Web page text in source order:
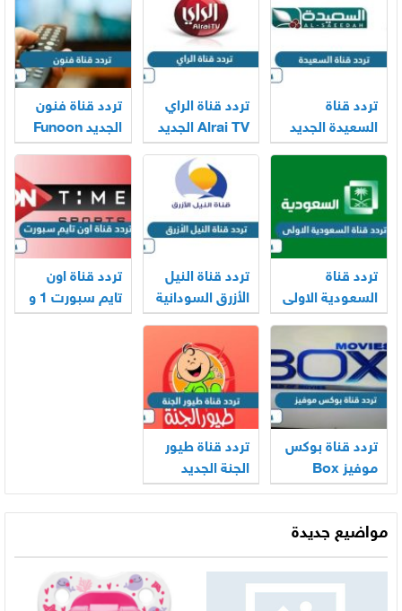
تردد قناة
السعيدة الجديد
2026 على نايل
تردد قناة الراي
Alrai TV الجديد
2026 على نايل
سات وعربسات
تردد قناة فنون
الجديد Funoon
TV 2026 على
وعربسات
تردد قناة
السعودية الاولى
الجديد 2026
على نايل سات
وعربسات
تردد قناة النيل
الأزرق السودانية
Blue Nile
الجديد 2026
تردد قناة اون
تايم سبورت 1 و
تردد قناة بوكس
موفيز Box
Movies الجديد
2026
تردد قناة طيور
الجنة الجديد
2026 على نايل
سات وعربسات
مواضيع جديدة